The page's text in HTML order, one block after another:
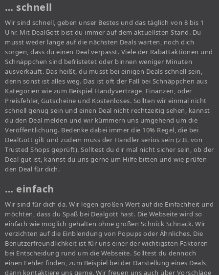
… schnell
Wir sind schnell, geben unser Bestes und das täglich von 8 bis 1
Uhr. Mit DealGott bist du immer auf dem aktuellsten Stand. Du
musst weder lange auf die nächsten Deals warten, noch dich
sorgen, dass du einen Deal verpasst. Viele der Rabattaktionen und
Schnäppchen sind befristetet oder binnen weniger Minuten
ausverkauft. Das heißt, du musst bei einigen Deals schnell sein,
denn sonst ist alles weg. Das ist oft der Fall bei Schnäppchen aus
Kategorien wie zum Beispiel Handyverträge, Finanzen, oder
Preisfehler, Gutscheine und Kostenloses. Sollten wir einmal nicht
schnell genug sein und einen Deal nicht rechtzeitig sehen, kannst
du den Deal melden und wir kümmern uns umgehend um die
Veröffentlichung. Bedenke dabei immer die 10% Regel, die bei
DealGott gilt und zudem muss der Händler seriös sein (z.B. von
Trusted Shops geprüft). Solltest du dir mal nicht sicher sein, ob der
Deal gut ist, kannst du uns gerne um Hilfe bitten und wie prüfen
den Deal für dich.
… einfach
Wir sind für dich da. Wir legen großen Wert auf die Einfachheit und
möchten, dass du Spaß bei Dealgott hast. Die Webseite wird so
einfach wie möglich gehalten ohne großen Schnick Schnack. Wir
verzichten auf die Einblendung von Popups oder Ähnliches. Die
Benutzerfreundlichkeit ist für uns einer der wichtigsten Faktoren
bei Entscheidung rund um die Webseite. Solltest du dennoch
einen Fehler finden, zum Beispiel bei der Darstellung eines Deals,
dann kontaktiere uns gerne. Wir freuen uns auch über Vorschläge